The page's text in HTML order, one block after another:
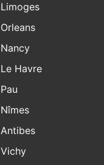
Limoges
Orleans
Nancy
Le Havre
Pau
Nîmes
Antibes
Vichy